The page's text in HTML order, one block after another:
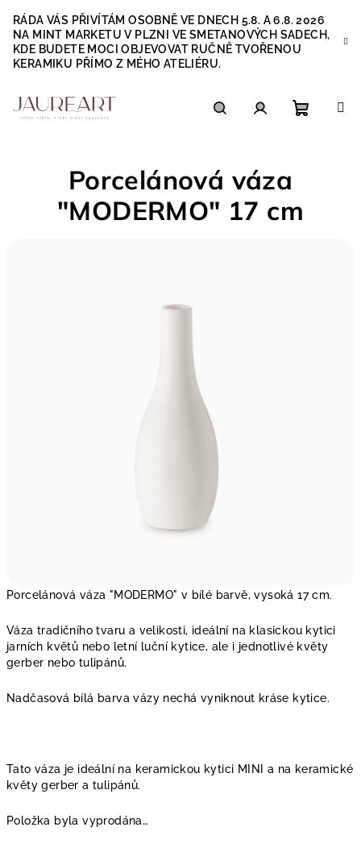
obsah
RÁDA VÁS PŘIVÍTÁM OSOBNĚ VE DNECH 5.8. A 6.8. 2026
NA MINT MARKETU V PLZNI VE SMETANOVÝCH SADECH,
KDE BUDETE MOCI OBJEVOVAT RUČNĚ TVOŘENOU
KERAMIKU PŘÍMO Z MÉHO ATELIÉRU.
Porcelánová váza "MODERMO" v bílé barvě, vysoká 17 cm.
Váza tradičního tvaru a velikosti, ideální na klasickou kytici
jarních květů nebo letní luční kytice, ale i jednotlivé květy
gerber nebo tulipánů.
Nadčasová bílá barva vázy nechá vyniknout kráse kytice.
Tato váza je ideální na keramickou kytici MINI a na keramické
květy gerber a tulipánů.
Položka byla vyprodána…
Porcelánová váza
"MODERMO" 17 cm